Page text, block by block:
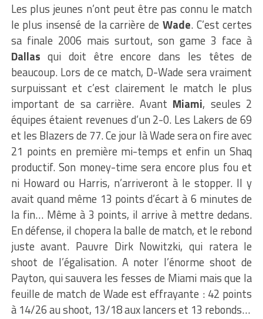
Les plus jeunes n’ont peut être pas connu le match
le plus insensé de la carrière de Wade. C’est certes
sa finale 2006 mais surtout, son game 3 face à
Dallas qui doit être encore dans les têtes de
beaucoup. Lors de ce match, D-Wade sera vraiment
surpuissant et c’est clairement le match le plus
important de sa carrière. Avant Miami, seules 2
équipes étaient revenues d’un 2-0. Les Lakers de 69
et les Blazers de 77. Ce jour là Wade sera on fire avec
21 points en première mi-temps et enfin un Shaq
productif. Son money-time sera encore plus fou et
ni Howard ou Harris, n’arriveront à le stopper. Il y
avait quand même 13 points d’écart à 6 minutes de
la fin… Même à 3 points, il arrive à mettre dedans.
En défense, il chopera la balle de match, et le rebond
juste avant. Pauvre Dirk Nowitzki, qui ratera le
shoot de l’égalisation. A noter l’énorme shoot de
Payton, qui sauvera les fesses de Miami mais que la
feuille de match de Wade est effrayante : 42 points
à 14/26 au shoot, 13/18 aux lancers et 13 rebonds…